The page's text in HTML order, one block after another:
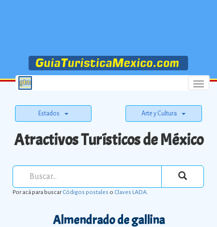
Menu
Estados Arte y Cultura
Atractivos Turísticos de México
Por acá para buscarCódigos postales o Claves LADA.
Almendrado de gallina